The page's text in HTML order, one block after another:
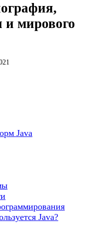
и мирового
Java
Java?